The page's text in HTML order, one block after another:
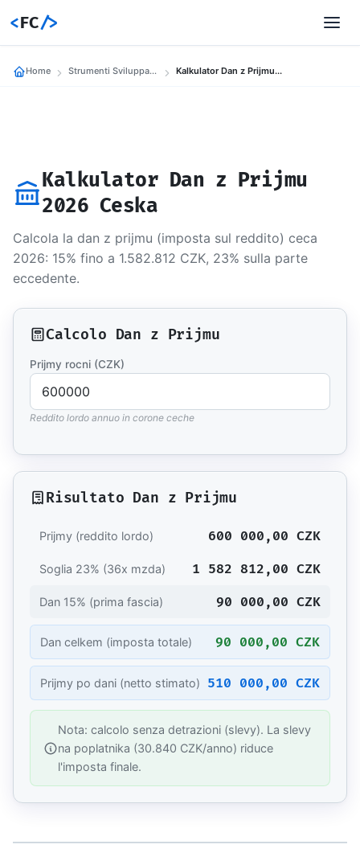
<FC/>
Home Strumenti Sviluppatori Kalkulator Dan z Prijmu 2026 Ceska
Kalkulator Dan z Prijmu
2026 Ceska
Calcola la dan z prijmu (imposta sul reddito) ceca
2026: 15% fino a 1.582.812 CZK, 23% sulla parte
eccedente.
Calcolo Dan z Prijmu
Prijmy rocni (CZK)
Reddito lordo annuo in corone ceche
Risultato Dan z Prijmu
Prijmy (reddito lordo) 600 000,00 CZK
Soglia 23% (36x mzda) 1 582 812,00 CZK
Dan 15% (prima fascia) 90 000,00 CZK
Dan celkem (imposta totale) 90 000,00 CZK
Prijmy po dani (netto stimato) 510 000,00 CZK
Nota: calcolo senza detrazioni (slevy). La slevy
na poplatnika (30.840 CZK/anno) riduce
l'imposta finale.